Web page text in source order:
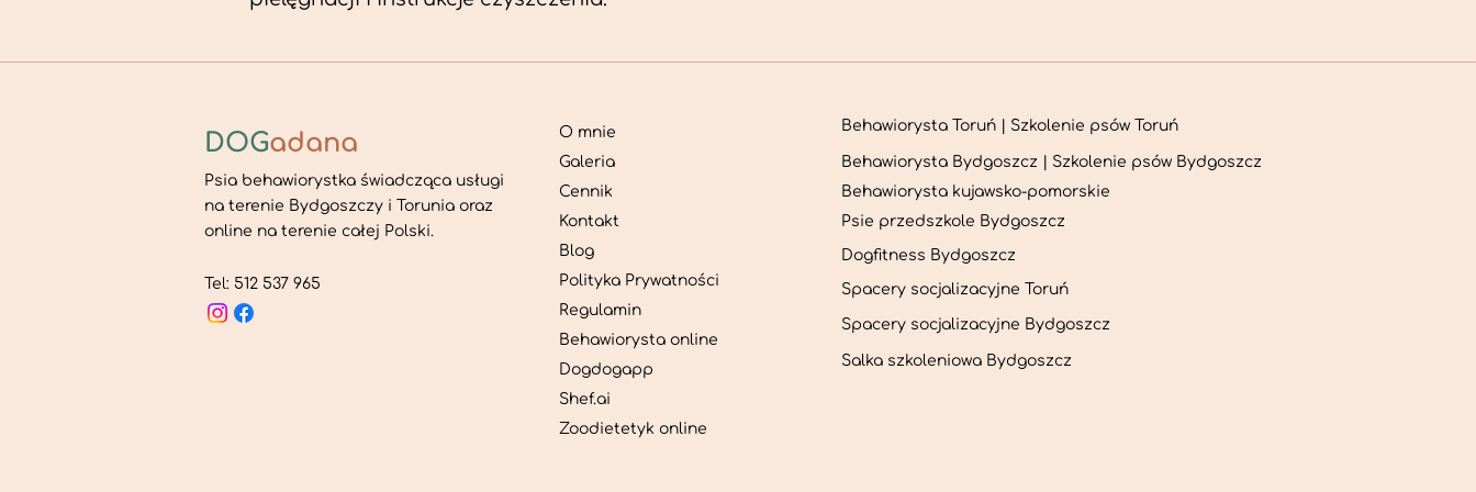
DOGadana
Psia behawiorystka świadcząca usługi
na terenie Bydgoszczy i Torunia oraz
online na terenie całej Polski.
Tel: 512 537 965
O mnie
Galeria
Cennik
Kontakt
Blog
Polityka Prywatności
Regulamin
Behawiorysta online
Dogdogapp
Shef.ai
Zoodietetyk online
Behawiorysta Toruń | Szkolenie psów Toruń
Behawiorysta Bydgoszcz | Szkolenie psów Bydgoszcz
Behawiorysta kujawsko-pomorskie
Psie przedszkole Bydgoszcz
Dogfitness Bydgoszcz
Spacery socjalizacyjne Toruń
Spacery socjalizacyjne Bydgoszcz
Salka szkoleniowa Bydgoszcz